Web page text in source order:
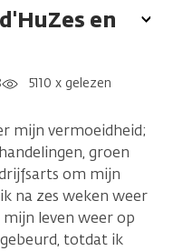
en
5110 x gelezen
mijn vermoeidheid;
groen
om mijn
na zes weken weer
leven weer op
totdat ik